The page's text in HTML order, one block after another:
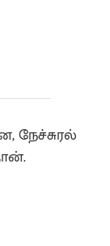
நேச்சுரல்